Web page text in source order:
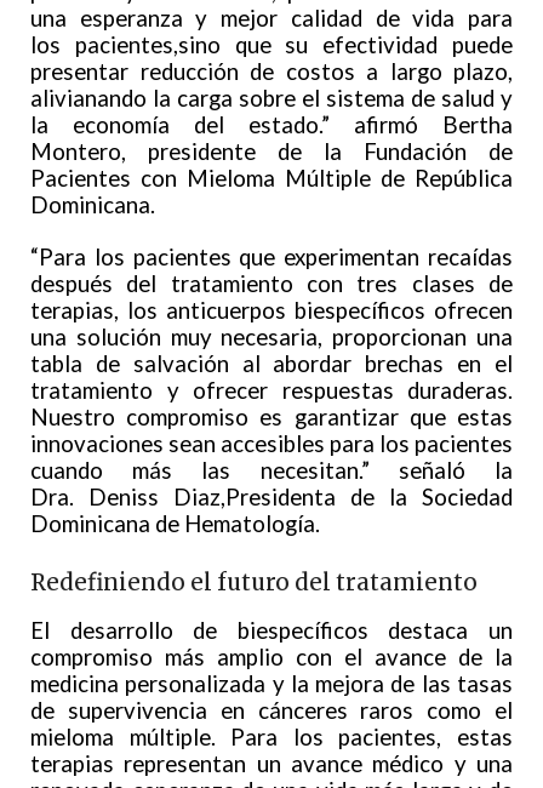
una esperanza y mejor calidad de vida para
los pacientes,sino que su efectividad puede
presentar reducción de costos a largo plazo,
alivianando la carga sobre el sistema de salud y
la economía del estado.” afirmó Bertha
Montero, presidente de la Fundación de
Pacientes con Mieloma Múltiple de República
Dominicana.
“Para los pacientes que experimentan recaídas
después del tratamiento con tres clases de
terapias, los anticuerpos biespecíficos ofrecen
una solución muy necesaria, proporcionan una
tabla de salvación al abordar brechas en el
tratamiento y ofrecer respuestas duraderas.
Nuestro compromiso es garantizar que estas
innovaciones sean accesibles para los pacientes
cuando más las necesitan.” señaló la
Dra. Deniss Diaz,Presidenta de la Sociedad
Dominicana de Hematología.
Redefiniendo el futuro del tratamiento
El desarrollo de biespecíficos destaca un
compromiso más amplio con el avance de la
medicina personalizada y la mejora de las tasas
de supervivencia en cánceres raros como el
mieloma múltiple. Para los pacientes, estas
terapias representan un avance médico y una